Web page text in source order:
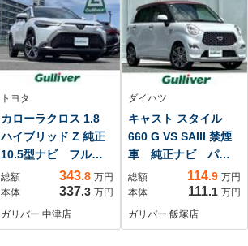
トヨタ
カローラクロス 1.8
ハイブリッド Z 純正
10.5型ナビ フルセ
グ バックカメラ
ETC2.0 純正前後ド
ラレコ 衝突被害軽
総額 343.8 万円
本体
337.3 万円
ガリバー 中津店
ダイハツ
キャスト スタイル
660 G VS SAIII 禁煙
車 純正ナビ パノ
ラマミックビューモ
ニター プリクラッ
シュセーフティ レ
総額 114.9 万円
本体
111.1 万円
ガリバー 飯塚店